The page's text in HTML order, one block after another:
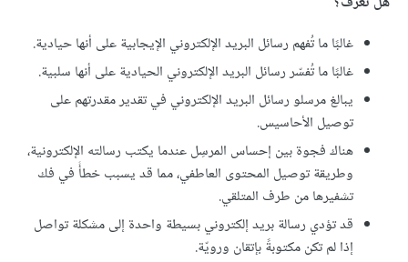
غالبًا ما تُفهم رسائل البريد الإلكتروني الإيجابية على أنها حيادية.
غالبًا ما تُفسّر رسائل البريد الإلكتروني الحيادية على أنها سلبية.
يبالغ مرسلو رسائل البريد الإلكتروني في تقدير مقدرتهم على
توصيل الأحاسيس.
هناك فجوة بين إحساس المرسِل عندما يكتب رسالته الإلكترونية،
وطريقة توصيل المحتوى العاطفي، مما قد يسبب خطأً في فك
تشفيرها من طرف المتلقي.
قد تؤدي رسالة بريد إلكتروني بسيطة واحدة إلى مشكلة تواصل
إذا لم تكن مكتوبةً بإتقان ورويّة.